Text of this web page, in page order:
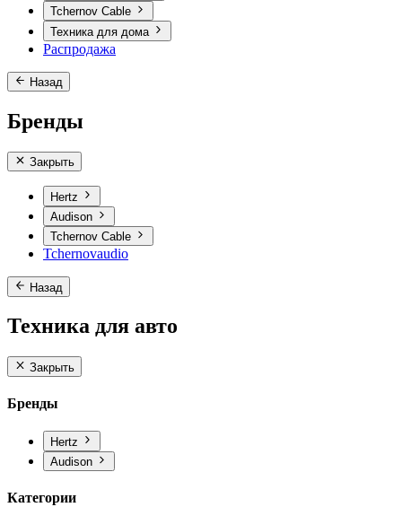
Tchernov Cable
Техника для дома
Распродажа
Назад
Бренды
Закрыть
Hertz
Audison
Tchernov Cable
Tchernovaudio
Назад
Техника для авто
Закрыть
Бренды
Hertz
Audison
Категории